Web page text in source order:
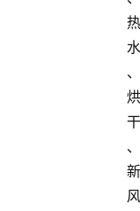
热
水
、
烘
干
、
新
风